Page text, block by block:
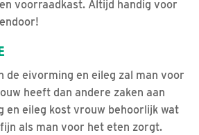
voorraadkast. Altijd handig voor
de eivorming en eileg zal man voor
heeft dan andere zaken aan
en eileg kost vrouw behoorlijk wat
als man voor het eten zorgt.